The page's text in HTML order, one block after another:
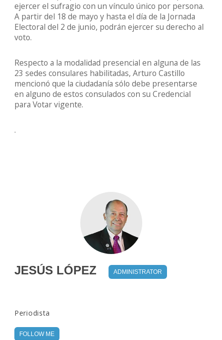
ejercer el sufragio con un vínculo único por persona.
A partir del 18 de mayo y hasta el día de la Jornada
Electoral del 2 de junio, podrán ejercer su derecho al
voto.
Respecto a la modalidad presencial en alguna de las
23 sedes consulares habilitadas, Arturo Castillo
mencionó que la ciudadanía sólo debe presentarse
en alguno de estos consulados con su Credencial
para Votar vigente.
.
JESÚS LÓPEZ ADMINISTRATOR
Periodista
FOLLOW ME